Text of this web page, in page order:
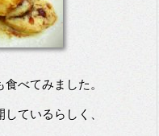
べてみました。
ているらしく、